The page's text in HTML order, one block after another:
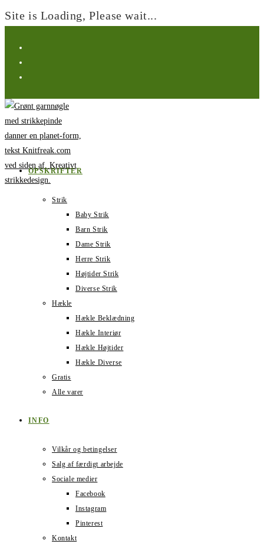
Site is Loading, Please wait...
indhold
OPSKRIFTER
Strik
Baby Strik
Barn Strik
Dame Strik
Herre Strik
Højtider Strik
Diverse Strik
Hækle
Hækle Beklædning
Hækle Interiør
Hækle Højtider
Hækle Diverse
Gratis
Alle varer
INFO
Vilkår og betingelser
Salg af færdigt arbejde
Sociale medier
Facebook
Instagram
Pinterest
Kontakt